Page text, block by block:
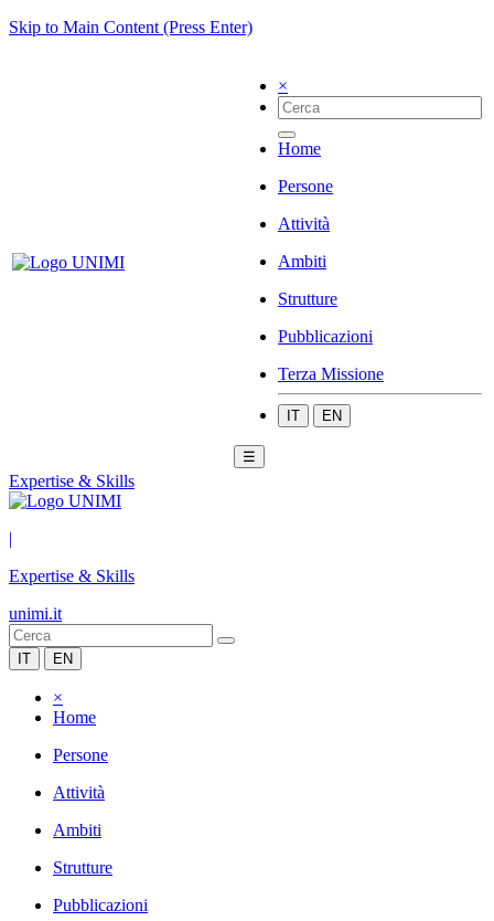
Skip to Main Content (Press Enter)
×
Home
Persone
Attività
Ambiti
Strutture
Pubblicazioni
Terza Missione
IT EN
☰
Expertise & Skills
|
Expertise & Skills
unimi.it
IT EN
×
Home
Persone
Attività
Ambiti
Strutture
Pubblicazioni